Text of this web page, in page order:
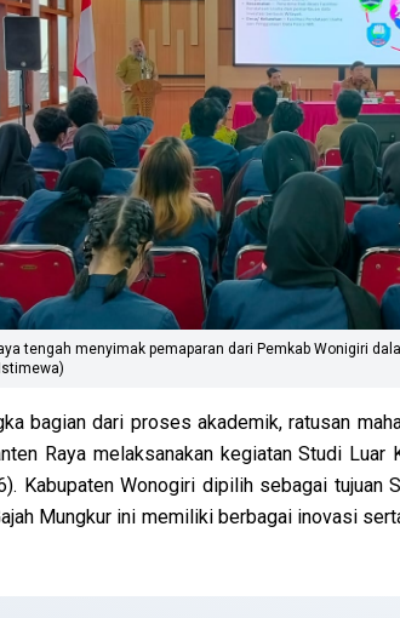
tengah menyimak pemaparan dari Pemkab Wonigiri
bagian dari proses akademik, ratusan
Raya melaksanakan kegiatan Studi
Kabupaten Wonogiri dipilih sebagai tujuan
Mungkur ini memiliki berbagai inovasi